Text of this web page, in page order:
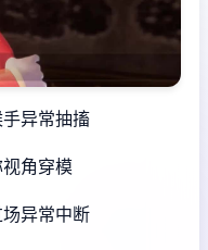
异常抽搐
角穿模
异常中断